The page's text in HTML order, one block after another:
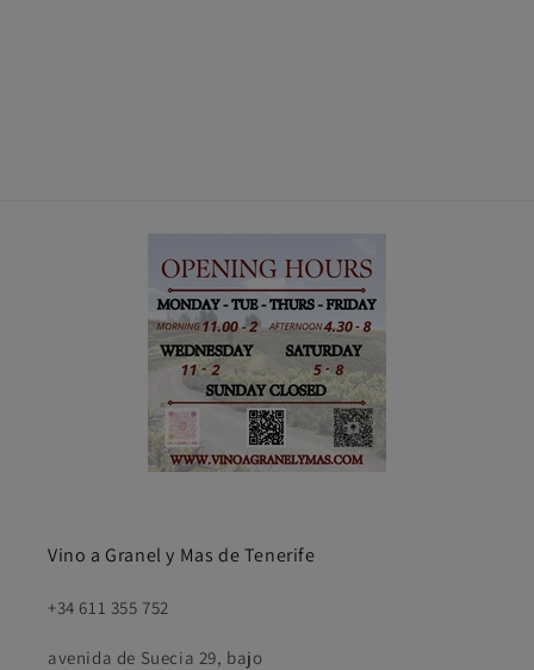
Vino a Granel y Mas de Tenerife
+34 611 355 752
avenida de Suecia 29, bajo